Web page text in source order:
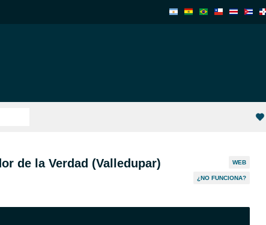
de la Verdad (Valledupar) WEB
¿NO FUNCIONA?